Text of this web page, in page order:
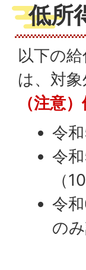
低所
以下の
は、対象
（注意）
令
令
（
令
の